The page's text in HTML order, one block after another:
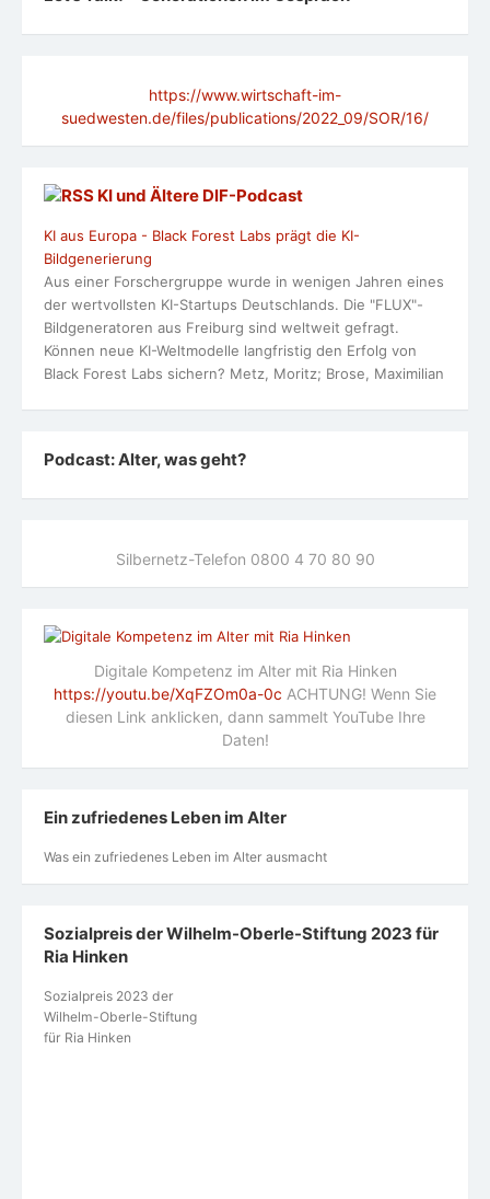
https://www.wirtschaft-im-
suedwesten.de/files/publications/2022_09/SOR/16/
KI und Ältere DlF-Podcast
KI aus Europa - Black Forest Labs prägt die KI-
Bildgenerierung
Aus einer Forschergruppe wurde in wenigen Jahren eines
der wertvollsten KI-Startups Deutschlands. Die "FLUX"-
Bildgeneratoren aus Freiburg sind weltweit gefragt.
Können neue KI-Weltmodelle langfristig den Erfolg von
Black Forest Labs sichern? Metz, Moritz; Brose, Maximilian
Podcast: Alter, was geht?
Silbernetz-Telefon 0800 4 70 80 90
Digitale Kompetenz im Alter mit Ria Hinken
https://youtu.be/XqFZOm0a-0c ACHTUNG! Wenn Sie
diesen Link anklicken, dann sammelt YouTube Ihre
Daten!
Ein zufriedenes Leben im Alter
Was ein zufriedenes Leben im Alter ausmacht
Sozialpreis der Wilhelm-Oberle-Stiftung 2023 für
Ria Hinken
Sozialpreis 2023 der
Wilhelm-Oberle-Stiftung
für Ria Hinken